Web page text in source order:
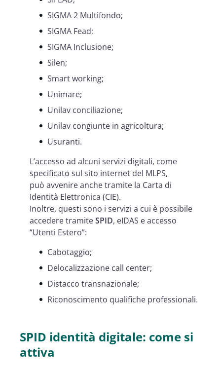
SIGMA 2 Multifondo;
SIGMA Fead;
SIGMA Inclusione;
Silen;
Smart working;
Unimare;
Unilav conciliazione;
Unilav congiunte in agricoltura;
Usuranti.
L’accesso ad alcuni servizi digitali, come
specificato sul sito internet del MLPS,
può avvenire anche tramite la Carta di
Identità Elettronica (CIE).
Inoltre, questi sono i servizi a cui è possibile
accedere tramiteSPID, eIDAS e accesso
“Utenti Estero”:
Cabotaggio;
Delocalizzazione call center;
Distacco transnazionale;
Riconoscimento qualifiche professionali.
SPID identità digitale: come si
attiva